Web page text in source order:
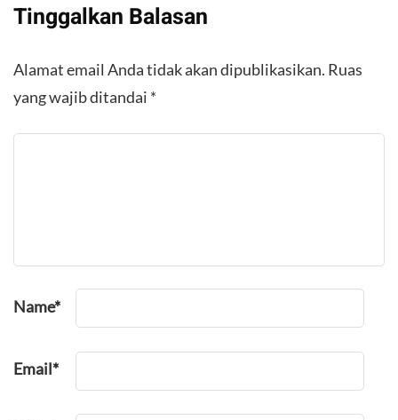
Tinggalkan Balasan
Alamat email Anda tidak akan dipublikasikan. Ruas
yang wajib ditandai *
Name*
Email*